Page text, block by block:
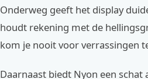
Onderweg geeft het display
houdt rekening met de
kom je nooit voor verrassingen
Daarnaast biedt Nyon een schat